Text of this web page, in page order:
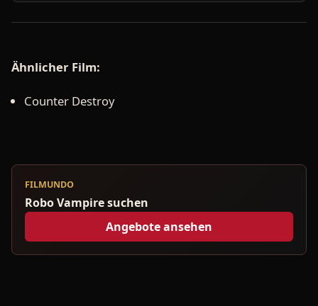
Ähnlicher Film:
Counter Destroy
FILMUNDO
Robo Vampire suchen
Angebote ansehen